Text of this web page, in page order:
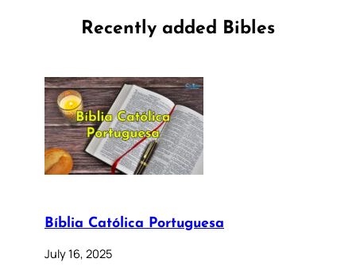
Recently added Bibles
Bíblia Católica Portuguesa
July 16, 2025